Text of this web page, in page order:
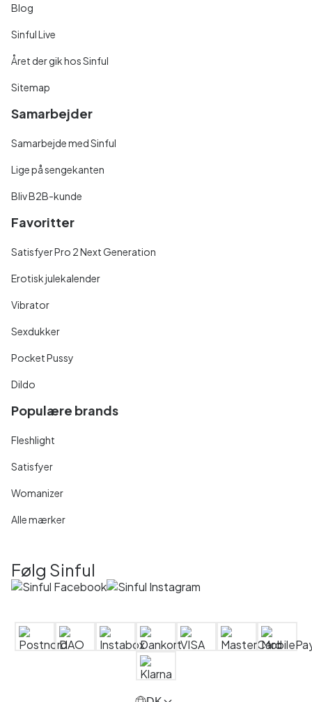
Blog
Sinful Live
Året der gik hos Sinful
Sitemap
Samarbejder
Samarbejde med Sinful
Lige på sengekanten
Bliv B2B-kunde
Favoritter
Satisfyer Pro 2 Next Generation
Erotisk julekalender
Vibrator
Sexdukker
Pocket Pussy
Dildo
Populære brands
Fleshlight
Satisfyer
Womanizer
Alle mærker
Følg Sinful